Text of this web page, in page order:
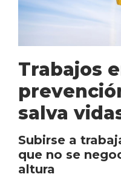
Trabajos
salva
Subirse a
que no se
altura